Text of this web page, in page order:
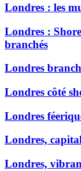
Londres : les
Londres :
branchés
Londres
Londres côté
Londres
Londres,
Londres,